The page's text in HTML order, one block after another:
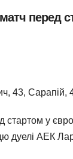
перед
43, Сарапій,
стартом у
дуелі АЕК